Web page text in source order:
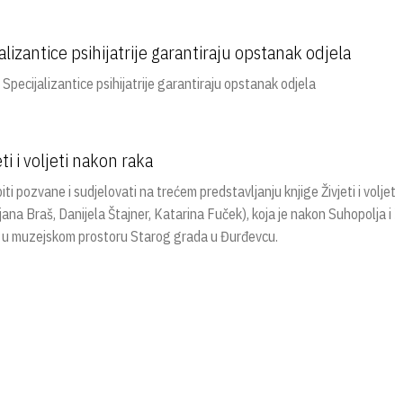
psihijatrije garantiraju opstanak odjela
psihijatrije garantiraju opstanak odjela
i voljeti nakon raka
pozvane i sudjelovati na trećem predstavljanju knjige Živjeti i
Braš, Danijela Štajner, Katarina Fuček), koja je nakon Suhopolja
muzejskom prostoru Starog grada u Đurđevcu.